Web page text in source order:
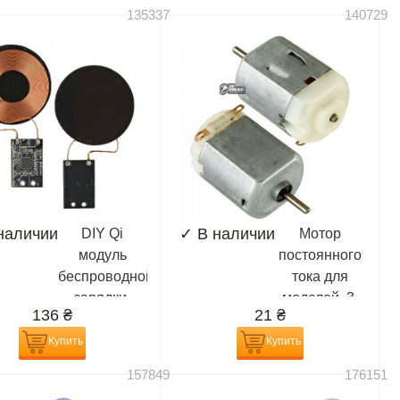
135337
DIY Qi
модуль
беспроводной
зарядки,
приемник
136₴
Купить
140729
✓ В наличии
Мотор
постоянного
тока для
моделей, 3-
21₴
Купить
157849 176151